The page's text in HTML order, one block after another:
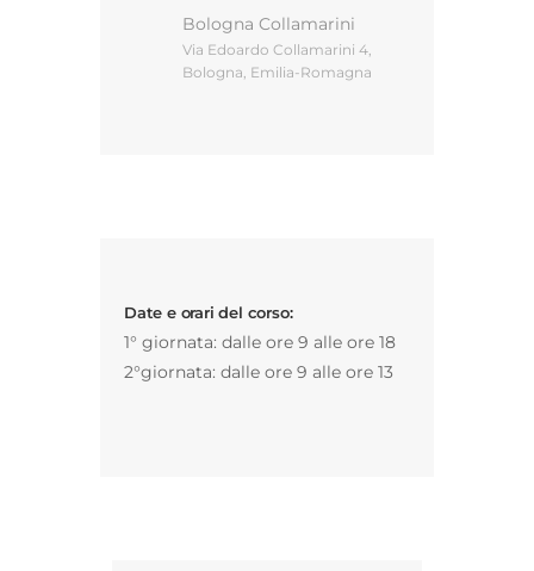
Gestione d’impresa
Bologna Collamarini
Via Edoardo Collamarini 4,
Bologna, Emilia-Romagna
Date e orari del corso:
1° giornata: dalle ore 9 alle ore 18
2°giornata: dalle ore 9 alle ore 13